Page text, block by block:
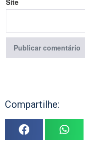
Site
Compartilhe: